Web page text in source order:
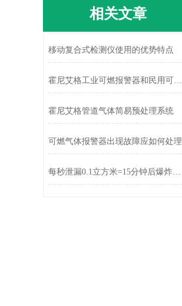
相关文章
移动复合式检测仪使用的优势特点
霍尼艾格工业可燃报警器和民用可燃报警器的区别
霍尼艾格管道气体简易预处理系统
可燃气体报警器出现故障应如何处理
每秒泄漏0.1立方米=15分钟后爆炸！燃气管道检测技术能否跑赢死神？